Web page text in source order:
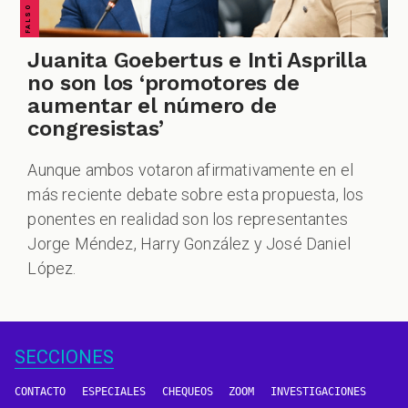
Juanita Goebertus e Inti Asprilla
no son los ‘promotores de
aumentar el número de
congresistas’
Aunque ambos votaron afirmativamente en el
más reciente debate sobre esta propuesta, los
ponentes en realidad son los representantes
Jorge Méndez, Harry González y José Daniel
López.
SECCIONES
CONTACTO ESPECIALES CHEQUEOS ZOOM INVESTIGACIONES